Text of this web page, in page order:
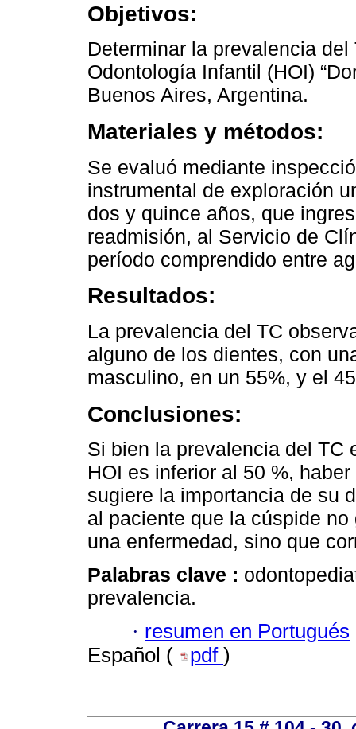
Objetivos:
Determinar la prevalencia
Odontología Infantil (HOI)
Buenos Aires, Argentina.
Materiales y métodos:
Se evaluó mediante
instrumental de exploración
dos y quince años, que
readmisión, al Servicio de
período comprendido entre
Resultados:
La prevalencia del TC
alguno de los dientes, con
masculino, en un 55%, y el
Conclusiones:
Si bien la prevalencia del TC
HOI es inferior al 50 %,
sugiere la importancia de su
al paciente que la cúspide
una enfermedad, sino que
Palabras clave :
prevalencia.
· resumen en Portugués
Español (
pdf )